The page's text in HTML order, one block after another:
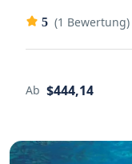
5 (1 Bewertung)
Ab $444,14